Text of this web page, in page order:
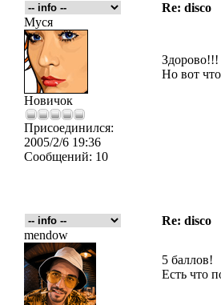
Re: disco
Муся
Новичок
Присоединился:
2005/2/6 19:36
Сообщений: 10
Здорово!!!
Но вот
Re: disco
mendow
5 баллов!
Есть что